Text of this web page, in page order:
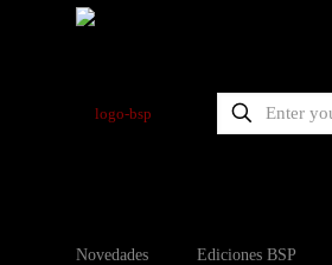
Novedades Ediciones BSP